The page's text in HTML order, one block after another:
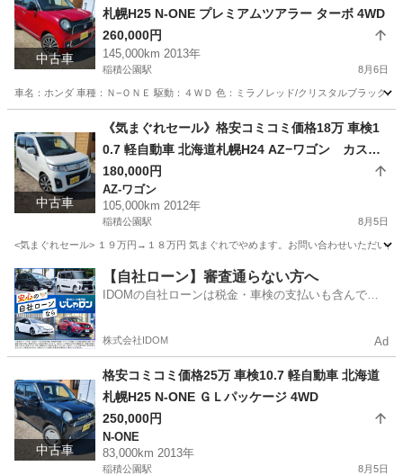
中古車
札幌H25 N-ONE プレミアムツアラー ターボ 4WD
260,000円
145,000km 2013年
稲積公園駅 8月6日
車名：ホンダ 車種：Ｎ−ＯＮＥ 駆動：４ＷＤ 色：ミラノレッド/クリスタルブラック
稲積公園駅 ホンダ
中古車
《気まぐれセール》格安コミコミ価格18万 車検1
0.7 軽自動車 北海道札幌H24 AZ−ワゴン カスタ
ムスタイルXT 4WD
180,000円
AZ-ワゴン
105,000km 2012年
稲積公園駅 8月5日
<気まぐれセール> １９万円→１８万円 気まぐれでやめます。お問い合わせいただい
北海道 札幌市 稲積公園駅 AZ-ワゴン ワゴン
【自社ローン】審査通らない方へ
IDOMの自社ローンは税金・車検の支払いも含んでい
株式会社IDOM Ad
中古車
格安コミコミ価格25万 車検10.7 軽自動車 北海道
札幌H25 N-ONE ＧＬパッケージ 4WD
250,000円
N-ONE
83,000km 2013年
稲積公園駅 8月5日